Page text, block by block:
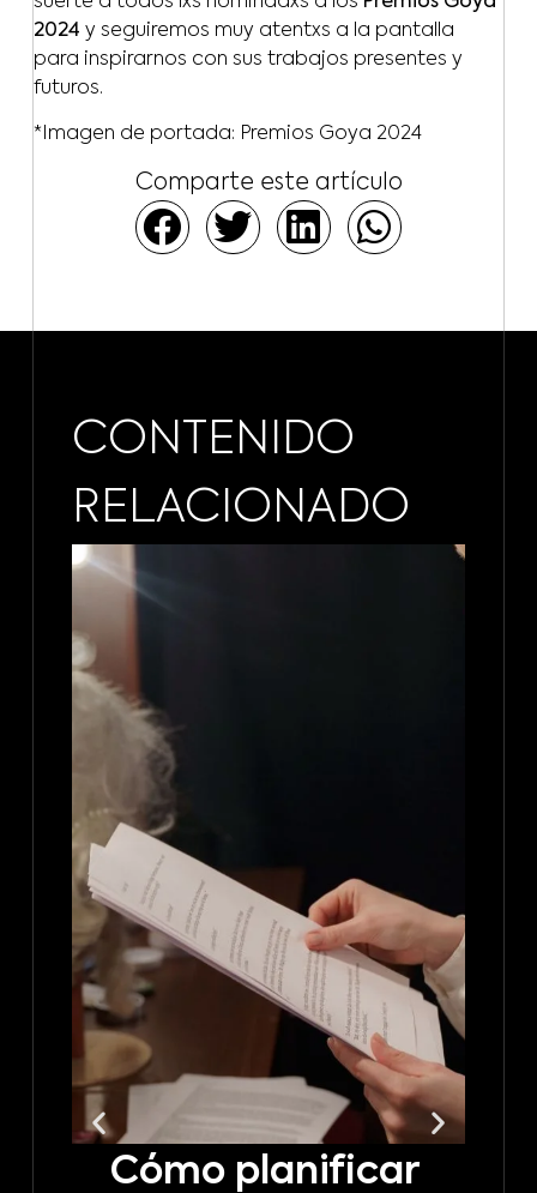
2024 y seguiremos muy atentxs a la pantalla
para inspirarnos con sus trabajos presentes y
futuros.
*Imagen de portada: Premios Goya 2024
Comparte este artículo
CONTENIDO
RELACIONADO
Cómo planificar